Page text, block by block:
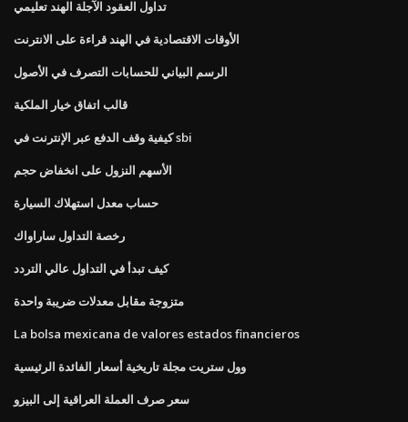
تداول العقود الآجلة الهند تعليمي
الأوقات الاقتصادية في الهند قراءة على الانترنت
الرسم البياني للحسابات التصرف في الأصول
قالب اتفاق خيار الملكية
كيفية وقف الدفع عبر الإنترنت في sbi
الأسهم النزول على انخفاض حجم
حساب معدل استهلاك السيارة
رخصة التداول ساراواك
كيف تبدأ في التداول عالي التردد
متزوجة مقابل معدلات ضريبة واحدة
La bolsa mexicana de valores estados financieros
وول ستريت مجلة تاريخية أسعار الفائدة الرئيسية
سعر صرف العملة العراقية إلى البيزو